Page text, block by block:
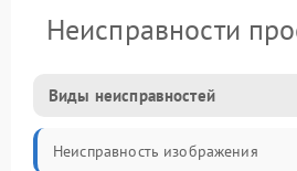
Неисправности
Виды неисправностей
Неисправность изображения